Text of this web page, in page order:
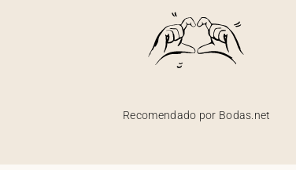
Recomendado por Bodas.net